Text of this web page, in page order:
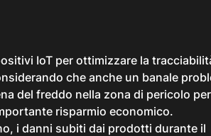
IoT per ottimizzare la
che anche un banale
del freddo nella zona di pericolo
risparmio economico.
i danni subiti dai prodotti durante il